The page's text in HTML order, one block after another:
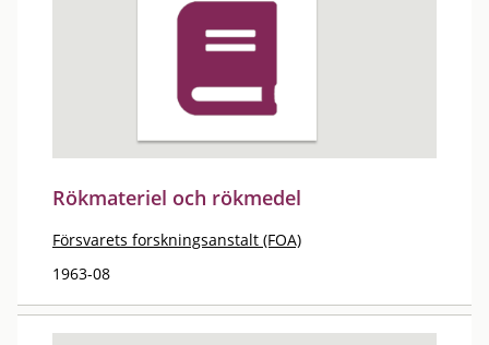
Rökmateriel och rökmedel
Försvarets forskningsanstalt (FOA)
1963-08